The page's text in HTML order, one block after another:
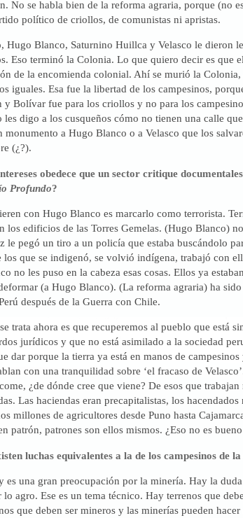
No se habla bien de la reforma agraria, porque (no
político de criollos, de comunistas ni apristas.
Hugo Blanco, Saturnino Huillca y Velasco le dieron
Eso terminó la Colonia. Lo que quiero decir es que
de la encomienda colonial. Ahí se murió la Colonia,
iguales. Esa fue la libertad de los campesinos,
y Bolívar fue para los criollos y no para los
les digo a los cusqueños cómo no tienen una calle
monumento a Hugo Blanco o a Velasco que los
(¿?).
obedece que un sector critique
Profundo?
con Hugo Blanco es marcarlo como terrorista.
los edificios de las Torres Gemelas. (Hugo Blanco)
le pegó un tiro a un policía que estaba buscándolo
los que se indigenó, se volvió indígena, trabajó con
no les puso en la cabeza esas cosas. Ellos ya
(a Hugo Blanco). (La reforma agraria) ha
después de la Guerra con Chile.
trata ahora es que recuperemos al pueblo que está
jurídicos y que no está asimilado a la sociedad
dar porque la tierra ya está en manos de
con una tranquilidad sobre ‘el fracaso de
¿de dónde cree que viene? De esos que
Las haciendas eran precapitalistas, los
millones de agricultores desde Puno hasta
patrón, patrones son ellos mismos. ¿Eso no es
luchas equivalentes a la de los campesinos de la
es una gran preocupación por la minería. Hay la
lo agro. Ese es un tema técnico. Hay terrenos que
que deben ser mineros y las minerías pueden hacer